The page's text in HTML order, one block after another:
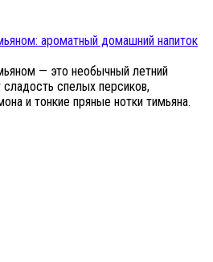
ароматный домашний напиток
— это необычный летний
сладость спелых персиков,
и тонкие пряные нотки тимьяна.